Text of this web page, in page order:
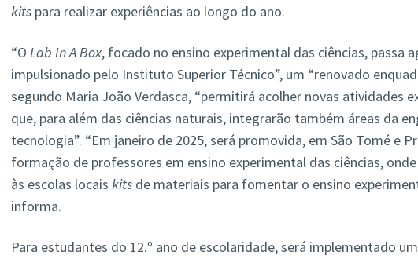
kitspara realizar experiências ao longo do ano.
“O Lab In A Box, focado no ensino experimental das ciências, passa
impulsionado pelo Instituto Superior Técnico”, um “renovado
segundo Maria João Verdasca, “permitirá acolher novas atividades
que, para além das ciências naturais, integrarão também áreas da
tecnologia”. “Em janeiro de 2025, será promovida, em São Tomé e
formação de professores em ensino experimental das ciências,
às escolas locais kitsde materiais para fomentar o ensino
informa.
Para estudantes do 12.º ano de escolaridade, será implementado